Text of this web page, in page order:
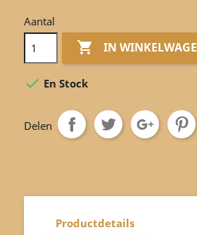
Aantal
 IN
 En Stock
Delen
Productdetails